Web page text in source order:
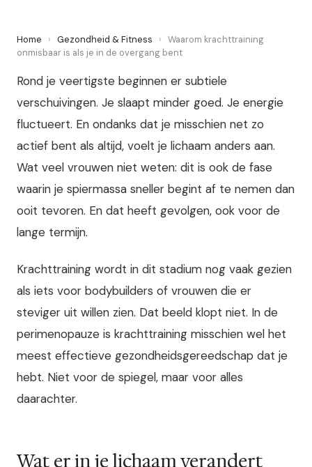
Home › Gezondheid & Fitness › Waarom krachttraining
onmisbaar is als je in de overgang bent
Rond je veertigste beginnen er subtiele
verschuivingen. Je slaapt minder goed. Je energie
fluctueert. En ondanks dat je misschien net zo
actief bent als altijd, voelt je lichaam anders aan.
Wat veel vrouwen niet weten: dit is ook de fase
waarin je spiermassa sneller begint af te nemen dan
ooit tevoren. En dat heeft gevolgen, ook voor de
lange termijn.
Krachttraining wordt in dit stadium nog vaak gezien
als iets voor bodybuilders of vrouwen die er
steviger uit willen zien. Dat beeld klopt niet. In de
perimenopauze is krachttraining misschien wel het
meest effectieve gezondheidsgereedschap dat je
hebt. Niet voor de spiegel, maar voor alles
daarachter.
Wat er in je lichaam verandert